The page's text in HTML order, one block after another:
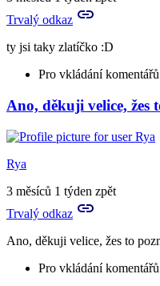
mi
by
Trvalý odkaz
ty jsi taky zlatíčko :D
Pro vkládání
In
reply
to
Já
bych
to
velmi…
Rya
Ano, děkuji velice, žes
Rya
3 měsíců 1 týden zpět
Trvalý odkaz
Ano, děkuji velice, žes to
Pro vkládání